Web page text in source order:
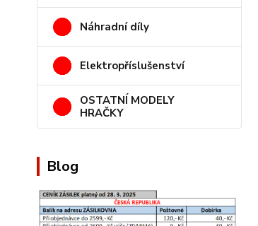
Náhradní díly
Elektropříslušenství
OSTATNÍ MODELY
HRAČKY
Blog